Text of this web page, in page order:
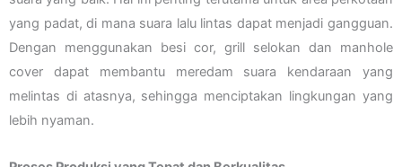
yang padat, di mana suara lalu lintas dapat menjadi gangguan.
Dengan menggunakan besi cor, grill selokan dan manhole
cover dapat membantu meredam suara kendaraan yang
melintas di atasnya, sehingga menciptakan lingkungan yang
lebih nyaman.